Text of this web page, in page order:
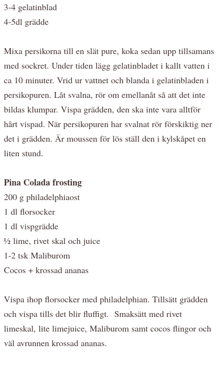
3-4 gelatinblad
4-5dl grädde
Mixa persikorna till en slät pure, koka sedan upp tillsamans
med sockret. Under tiden lägg gelatinbladet i kallt vatten i
ca 10 minuter. Vrid ur vattnet och blanda i gelatinbladen i
persikopuren. Låt svalna, rör om emellanåt så att det inte
bildas klumpar. Vispa grädden, den ska inte vara alltför
hårt vispad. När persikopuren har svalnat rör förskiktig ner
det i grädden. Är moussen för lös ställ den i kylskåpet en
liten stund.
Pina Colada frosting
200 g philadelphiaost
1 dl florsocker
1 dl vispgrädde
½ lime, rivet skal och juice
1-2 tsk Maliburom
Cocos + krossad ananas
Vispa ihop florsocker med philadelphian. Tillsätt grädden
och vispa tills det blir fluffigt. Smaksätt med rivet
limeskal, lite limejuice, Maliburom samt cocos flingor och
väl avrunnen krossad ananas.